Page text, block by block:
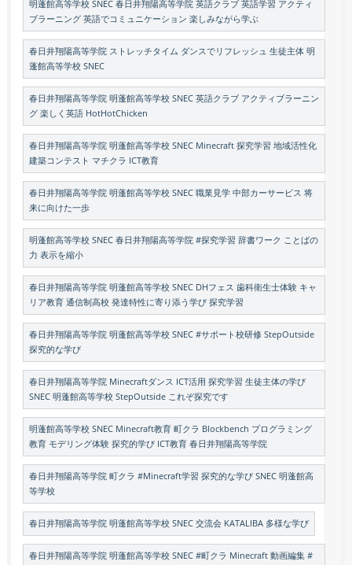
明蓬館高等学校 SNEC 春日井翔陽高等学院 英語クラブ 英語学習 アクティ
ブラーニング 英語でコミュニケーション 楽しみながら学ぶ
春日井翔陽高等学院 ストレッチタイム ダンスでリフレッシュ 生徒主体 明
蓬館高等学校 SNEC
春日井翔陽高等学院 明蓬館高等学校 SNEC 英語クラブ アクティブラーニン
グ 楽しく英語 HotHotChicken
春日井翔陽高等学院 明蓬館高等学校 SNEC Minecraft 探究学習 地域活性化
建築コンテスト マチクラ ICT教育
春日井翔陽高等学院 明蓬館高等学校 SNEC 職業見学 中部カーサービス 将
来に向けた一歩
明蓬館高等学校 SNEC 春日井翔陽高等学院 #探究学習 辞書ワーク ことばの
力 表示を縮小
春日井翔陽高等学院 明蓬館高等学校 SNEC DHフェス 歯科衛生士体験 キャ
リア教育 通信制高校 発達特性に寄り添う学び 探究学習
春日井翔陽高等学院 明蓬館高等学校 SNEC #サポート校研修 StepOutside
探究的な学び
春日井翔陽高等学院 Minecraftダンス ICT活用 探究学習 生徒主体の学び
SNEC 明蓬館高等学校 StepOutside これぞ探究です
明蓬館高等学校 SNEC Minecraft教育 町クラ Blockbench プログラミング
教育 モデリング体験 探究的学び ICT教育 春日井翔陽高等学院
春日井翔陽高等学院 町クラ #Minecraft学習 探究的な学び SNEC 明蓬館高
等学校
春日井翔陽高等学院 明蓬館高等学校 SNEC 交流会 KATALIBA 多様な学び
春日井翔陽高等学院 明蓬館高等学校 SNEC #町クラ Minecraft 動画編集 #